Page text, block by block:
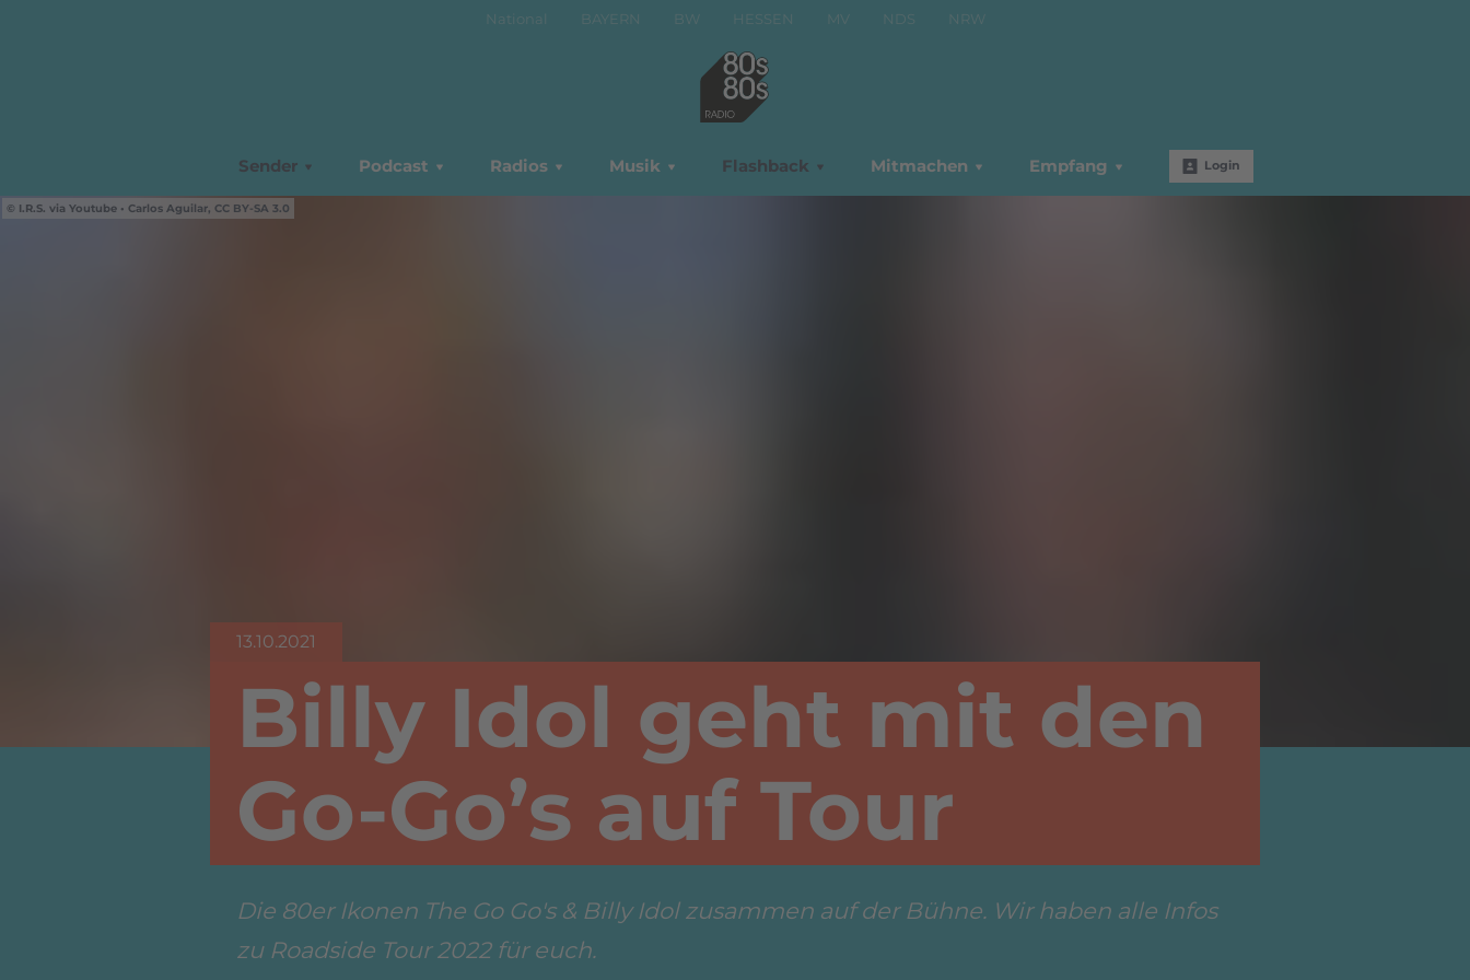
National BAYERN BW HESSEN MV NDS NRW
Sender Podcast Radios Musik Flashback Mitmachen Empfang Login
I.R.S. via Youtube • Carlos Aguilar, CC BY-SA 3.0
13.10.2021
Billy Idol geht mit den
Go-Go’s auf Tour
Die 80er Ikonen The Go Go's & Billy Idol zusammen auf der Bühne. Wir haben alle Infos
zu Roadside Tour 2022 für euch.